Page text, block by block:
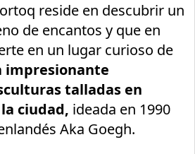
reside en descubrir un
de encantos y que en
en un lugar curioso de
impresionante
talladas en
ciudad, ideada en 1990
Aka Goegh.